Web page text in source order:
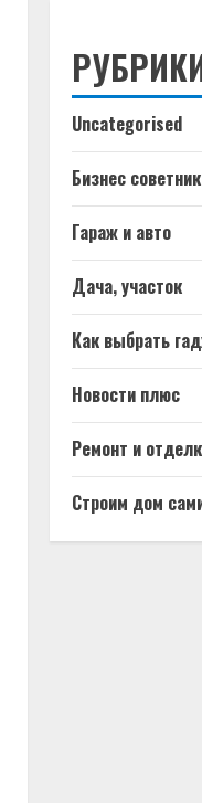
Uncategorised
Бизнес советник
Гараж и авто
Дача, участок
Как выбрать
Новости плюс
Ремонт и
Строим дом